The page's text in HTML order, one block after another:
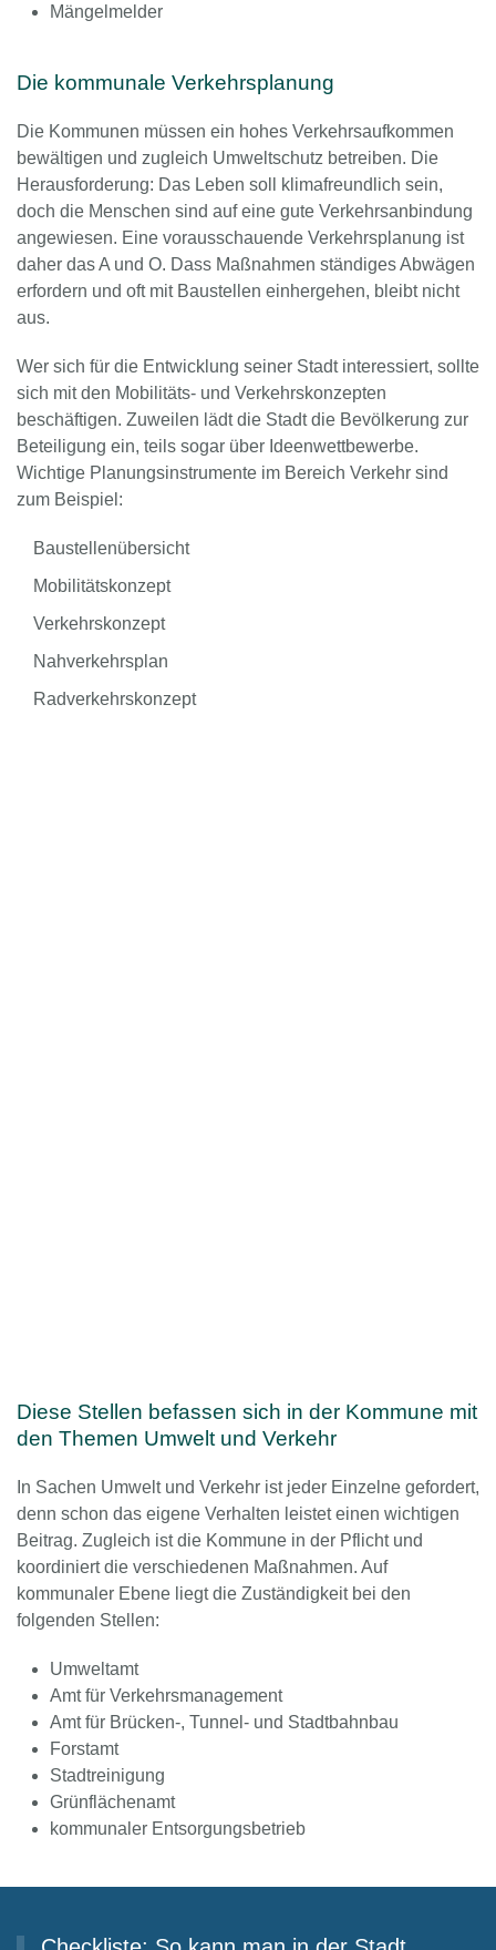
Mängelmelder
Die kommunale Verkehrsplanung
Die Kommunen müssen ein hohes Verkehrsaufkommen
bewältigen und zugleich Umweltschutz betreiben. Die
Herausforderung: Das Leben soll klimafreundlich sein,
doch die Menschen sind auf eine gute Verkehrsanbindung
angewiesen. Eine vorausschauende Verkehrsplanung ist
daher das A und O. Dass Maßnahmen ständiges Abwägen
erfordern und oft mit Baustellen einhergehen, bleibt nicht
aus.
Wer sich für die Entwicklung seiner Stadt interessiert, sollte
sich mit den Mobilitäts- und Verkehrskonzepten
beschäftigen. Zuweilen lädt die Stadt die Bevölkerung zur
Beteiligung ein, teils sogar über Ideenwettbewerbe.
Wichtige Planungsinstrumente im Bereich Verkehr sind
zum Beispiel:
Baustellenübersicht
Mobilitätskonzept
Verkehrskonzept
Nahverkehrsplan
Radverkehrskonzept
Diese Stellen befassen sich in der Kommune mit
den Themen Umwelt und Verkehr
In Sachen Umwelt und Verkehr ist jeder Einzelne gefordert,
denn schon das eigene Verhalten leistet einen wichtigen
Beitrag. Zugleich ist die Kommune in der Pflicht und
koordiniert die verschiedenen Maßnahmen. Auf
kommunaler Ebene liegt die Zuständigkeit bei den
folgenden Stellen:
Umweltamt
Amt für Verkehrsmanagement
Amt für Brücken-, Tunnel- und Stadtbahnbau
Forstamt
Stadtreinigung
Grünflächenamt
kommunaler Entsorgungsbetrieb